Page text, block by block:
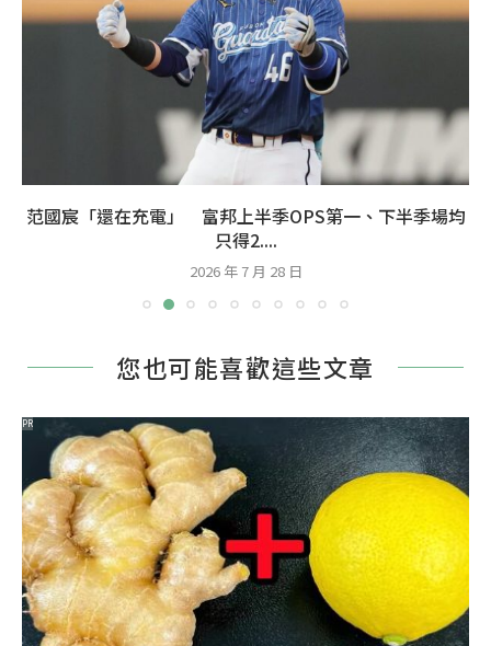
范國宸「還在充電」 富邦上半季OPS第一、下半季場均
只得2....
2026 年 7 月 28 日
您也可能喜歡這些文章
PR